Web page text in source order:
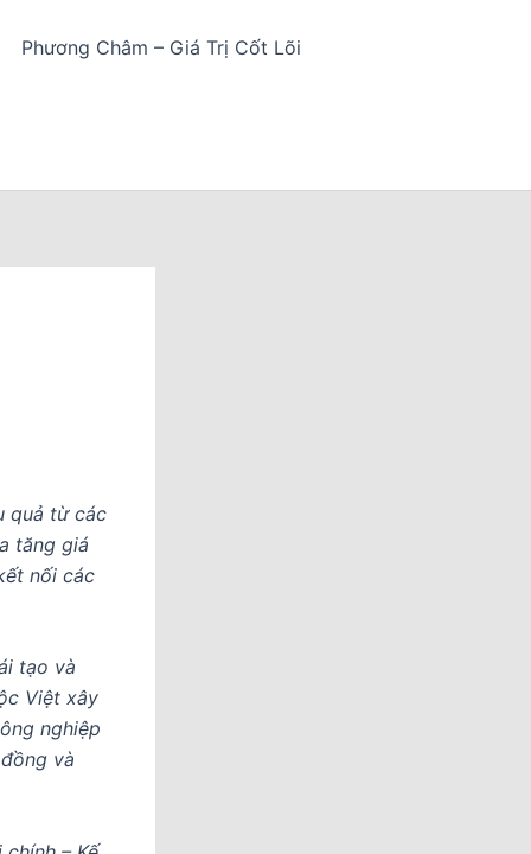
Phương Châm – Giá Trị Cốt Lõi
quả từ các
tăng giá
nối các
tạo và
Việt xây
nghiệp
và